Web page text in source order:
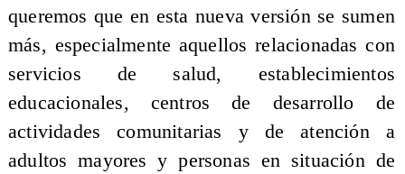
queremos que en esta nueva versión se sumen
más, especialmente aquellos relacionadas con
servicios de salud, establecimientos
educacionales, centros de desarrollo de
actividades comunitarias y de atención a
adultos mayores y personas en situación de